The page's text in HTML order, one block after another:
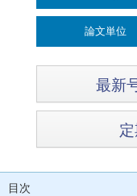
論文単位
最新
目次